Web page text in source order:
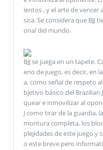
ientos , y el arte de
sica. Se considera que BJJ
onal del mundo.
BJJ se juega en un tapete.
eno de juego, es decir, en
a, como señal de respeto
bjetivo básico del Brazilian
quear e inmovilizar al
J como tirar de la guardia,
montura completa, los
plejidades de este juego y
o este breve pero